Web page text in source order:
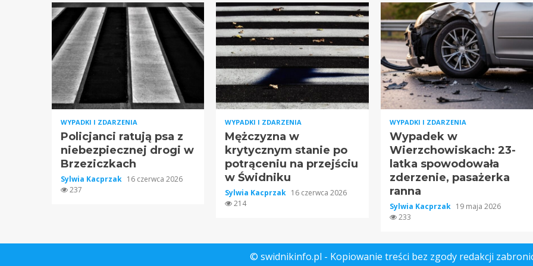
WYPADKI I ZDARZENIA
Policjanci ratują psa z
niebezpiecznej drogi w
Brzeziczkach
Sylwia Kacprzak 16 czerwca 2026
237
WYPADKI I ZDARZENIA
Mężczyzna w
krytycznym stanie po
potrąceniu na przejściu
w Świdniku
Sylwia Kacprzak 16 czerwca 2026
214
WYPADKI I ZDARZENIA
Wypadek w
Wierzchowiskach: 23-
latka spowodowała
zderzenie, pasażerka
ranna
Sylwia Kacprzak 19 maja 2026
233
© swidnikinfo.pl - Kopiowanie treści bez zgody redakcji